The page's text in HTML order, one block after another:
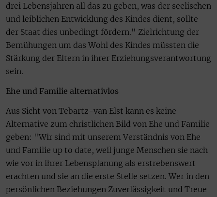
drei Lebensjahren all das zu geben, was der seelischen
und leiblichen Entwicklung des Kindes dient, sollte
der Staat dies unbedingt fördern." Zielrichtung der
Bemühungen um das Wohl des Kindes müssten die
Stärkung der Eltern in ihrer Erziehungsverantwortung
sein.
Ehe und Familie alternativlos
Aus Sicht von Tebartz-van Elst kann es keine
Alternative zum christlichen Bild von Ehe und Familie
geben: "Wir sind mit unserem Verständnis von Ehe
und Familie up to date, weil junge Menschen sie nach
wie vor in ihrer Lebensplanung als erstrebenswert
erachten und sie an die erste Stelle setzen. Wer in den
persönlichen Beziehungen Zuverlässigkeit und Treue